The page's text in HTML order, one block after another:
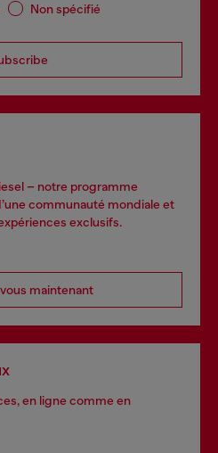
Non spécifié
– notre programme
communauté mondiale et
exclusifs.
maintenant
en ligne comme en